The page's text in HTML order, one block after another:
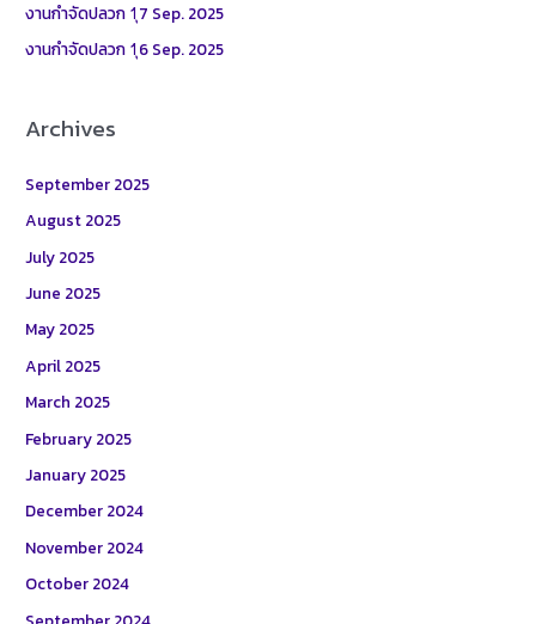
:
งานกำจัดปลวก 1ุ7 Sep. 2025
งานกำจัดปลวก 1ุ6 Sep. 2025
Archives
September 2025
August 2025
July 2025
June 2025
May 2025
April 2025
March 2025
February 2025
January 2025
December 2024
November 2024
October 2024